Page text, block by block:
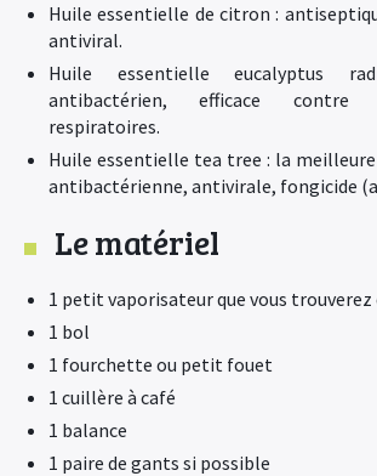
Huile essentielle de citron :
antiviral.
Huile essentielle eucalyptus
antibactérien, efficace contre
respiratoires.
Huile essentielle tea tree : la
antibactérienne, antivirale, fongicide
Le matériel
1 petit vaporisateur que vous trouverez
1 bol
1 fourchette ou petit fouet
1 cuillère à café
1 balance
1 paire de gants si possible